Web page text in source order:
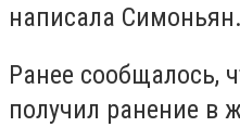
написала Симоньян.
Ранее сообщалось,
получил ранение в